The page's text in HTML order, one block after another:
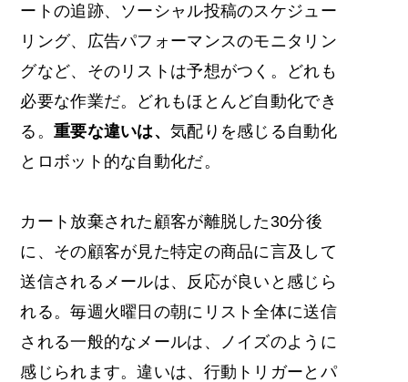
ートの追跡、ソーシャル投稿のスケジュー
リング、広告パフォーマンスのモニタリン
グなど、そのリストは予想がつく。どれも
必要な作業だ。どれもほとんど自動化でき
る。 重要な違いは、気配りを感じる自動化
とロボット的な自動化だ。
カート放棄された顧客が離脱した30分後
に、その顧客が見た特定の商品に言及して
送信されるメールは、反応が良いと感じら
れる。毎週火曜日の朝にリスト全体に送信
される一般的なメールは、ノイズのように
感じられます。違いは、行動トリガーとパ